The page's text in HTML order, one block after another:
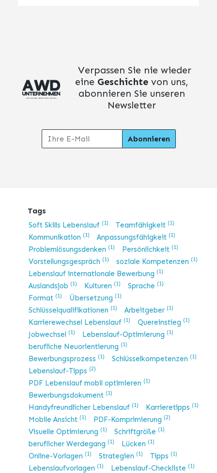
Verpassen Sie nie wieder
eine Geschichte von uns,
abonnieren Sie unseren
Newsletter
Tags
Soft Skills Lebenslauf (1) Teamfähigkeit (1)
Kommunikation (1) Anpassungsfähigkeit (1)
Problemlösungsdenken (1) Persönlichkeit (1)
Vorstellungsgespräch (1) soziale Kompetenzen (1)
Lebenslauf internationale Bewerbung (1)
Auslandsjob (1) Kulturen (1) Sprache (1)
Format (1) Übersetzung (1)
Schlüsselqualifikationen (1) Arbeitgeber (1)
Karrierewechsel Lebenslauf (1) Quereinstieg (1)
Jobwechsel (1) Lebenslauf-Optimierung (1)
berufliche Neuorientierung (1)
Bewerbungsprozess (1) Schlüsselkompetenzen (1)
Lebenslauf-Tipps (2)
PDF Lebenslauf mobil optimieren (1)
Bewerbungsdokument (1)
Handyfreundlicher Lebenslauf (1) Karrieretipps (1)
Mobile Ansicht (1) PDF-Komprimierung (2)
Visuelle Optimierung (1) Schriftgröße (1)
beruflicher Werdegang (1) Lücken (1)
Online-Vorlagen (1) Strategien (1) Tipps (1)
Lebenslaufvorlagen (1) Lebenslauf-Checkliste (1)